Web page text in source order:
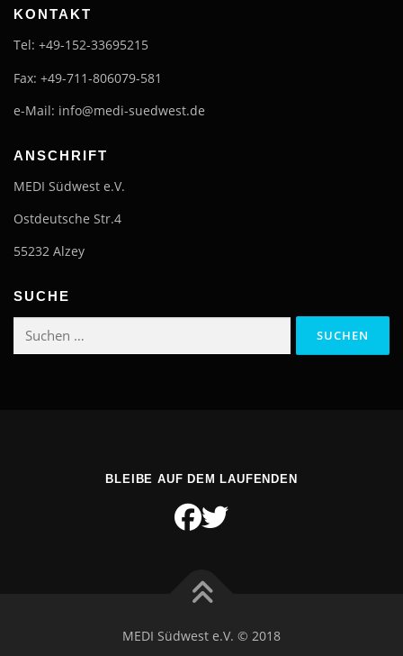
KONTAKT
Tel: +49-152-33695215
Fax: +49-711-806079-581
e-Mail: info@medi-suedwest.de
ANSCHRIFT
MEDI Südwest e.V.
Ostdeutsche Str.4
55232 Alzey
SUCHE
Suchen
BLEIBE AUF DEM LAUFENDEN
MEDI Südwest e.V. © 2018